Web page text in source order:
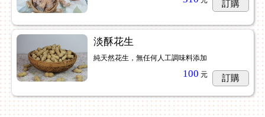
訂購
淡酥花生
純天然花生，無任何人工調味料添加
100 元 訂購